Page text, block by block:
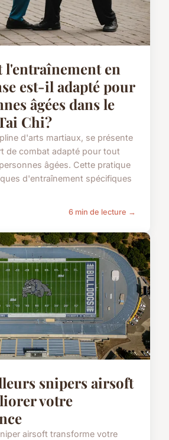
l'entraînement en
est-il adapté pour
âgées dans le
Chi?
d'arts martiaux, se présente
de combat adapté pour tout
âgées. Cette pratique
d'entraînement spécifiques
6 min de lecture →
snipers airsoft
votre
airsoft transforme votre